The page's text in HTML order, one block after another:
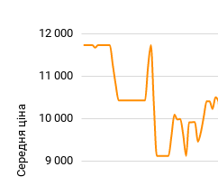
Середня ціна 9 000
10 000
11 000
12 000